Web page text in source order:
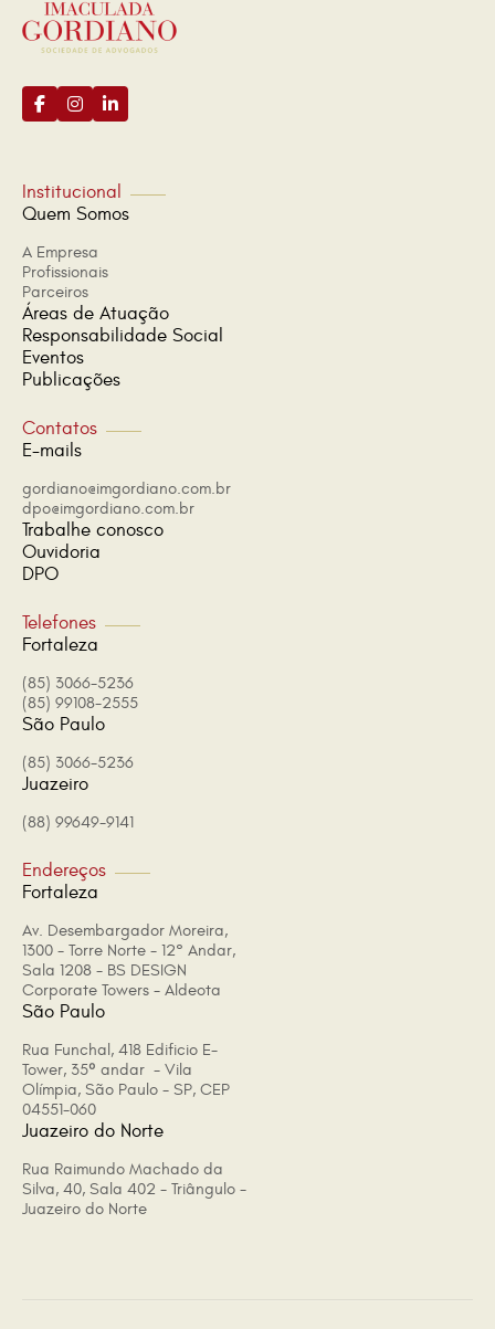
Institucional
Quem Somos
A Empresa
Profissionais
Parceiros
Áreas de Atuação
Responsabilidade Social
Eventos
Publicações
Contatos
E-mails
gordiano@imgordiano.com.br
dpo@imgordiano.com.br
Trabalhe conosco
Ouvidoria
DPO
Telefones
Fortaleza
(85) 3066-5236
(85) 99108-2555
São Paulo
(85) 3066-5236
Juazeiro
(88) 99649-9141
Endereços
Fortaleza
Av. Desembargador Moreira,
1300 - Torre Norte - 12° Andar,
Sala 1208 - BS DESIGN
Corporate Towers - Aldeota
São Paulo
Rua Funchal, 418 Edificio E-
Tower, 35º andar - Vila
Olímpia, São Paulo - SP, CEP
04551-060
Juazeiro do Norte
Rua Raimundo Machado da
Silva, 40, Sala 402 - Triângulo -
Juazeiro do Norte